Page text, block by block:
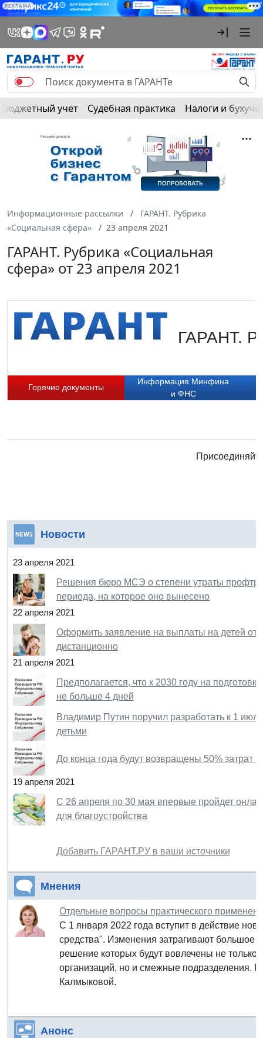
РЕКЛАМА
Бюджетный учет Судебная практика Налоги и
Информационные рассылки
ГАРАНТ. Рубрика
«Социальная сфера»
23 апреля 2021
ГАРАНТ. Рубрика «Социальная
сфера» от 23 апреля 2021
ГАРАНТ.
Горячие документы
Информация Минфина
и ФНС
Новости
23 апреля 2021
Решения бюро МСЭ о степени утраты
периода, на которое оно вынесено
22 апреля 2021
Оформить заявление на выплаты на детей от
дистанционно
21 апреля 2021
Предполагается, что к 2030 году на
не больше 4 дней
Владимир Путин поручил разработать к 1
детьми
До конца года будут возвращены 50% затрат
19 апреля 2021
С 26 апреля по 30 мая впервые пройдет
для благоустройства
Добавить ГАРАНТ.РУ в ваши источники
Мнения
Отдельные вопросы практического
С 1 января 2022 года вступит в действие
средства". Изменения затрагивают большое
решение которых будут вовлечены не только
организаций, но и смежные подразделения.
Калмыковой.
Анонс